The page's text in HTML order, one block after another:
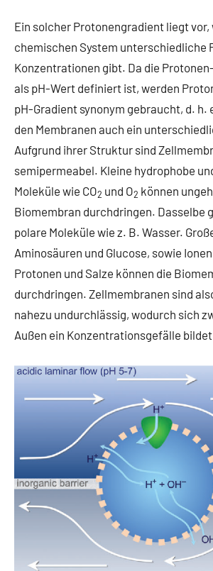
Ein solcher Protonengradient liegt vor,
chemischen System unterschiedliche
Konzentrationen gibt. Da die
als pH-Wert definiert ist, werden
pH-Gradient synonym gebraucht, d. h.
den Membranen auch ein
Aufgrund ihrer Struktur sind
semipermeabel. Kleine hydrophobe
Moleküle wie CO2 und O2 können
Biomembran durchdringen. Dasselbe
polare Moleküle wie z. B. Wasser.
Aminosäuren und Glucose, sowie
Protonen und Salze können die
durchdringen. Zellmembranen sind
nahezu undurchlässig, wodurch sich
Außen ein Konzentrationsgefälle bildet